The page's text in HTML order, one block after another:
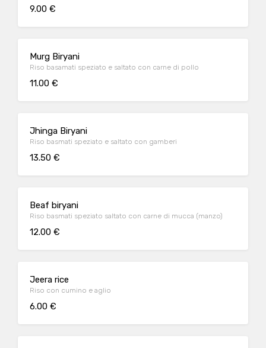
9.00 €
Murg Biryani
Riso basamati speziato e saltato con carne di pollo
11.00 €
Jhinga Biryani
Riso basmati speziato e saltato con gamberi
13.50 €
Beaf biryani
Riso basmati speziato saltato con carne di mucca (manzo)
12.00 €
Jeera rice
Riso con cumino e aglio
6.00 €